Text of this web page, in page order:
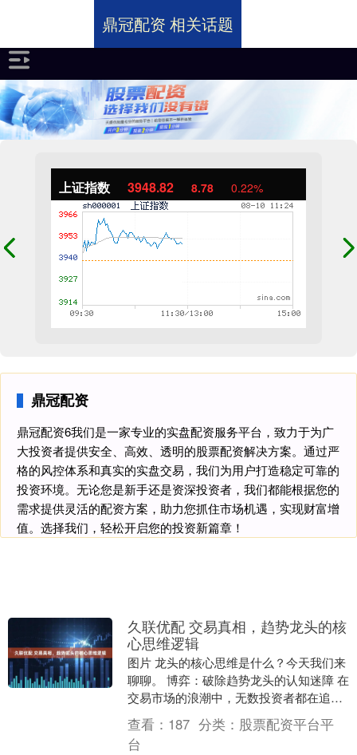
上证指数 3948.82 8.78 0.22%
鼎冠配资
鼎冠配资6我们是一家专业的实盘配资服务平台，致力于为广
大投资者提供安全、高效、透明的股票配资解决方案。通过严
格的风控体系和真实的实盘交易，我们为用户打造稳定可靠的
投资环境。无论您是新手还是资深投资者，我们都能根据您的
需求提供灵活的配资方案，助力您抓住市场机遇，实现财富增
值。选择我们，轻松开启您的投资新篇章！
鼎冠配资 相关话题
久联优配 交易真相，趋势龙头的核
心思维逻辑
图片 龙头的核心思维是什么？今天我们来
聊聊。 博弈：破除趋势龙头的认知迷障 在
交易市场的浪潮中，无数投资者都在追寻
一个神秘的身影——趋势龙头。 他们相
信，只要抓....
查看： 187 分类： 股票配资平台平
台